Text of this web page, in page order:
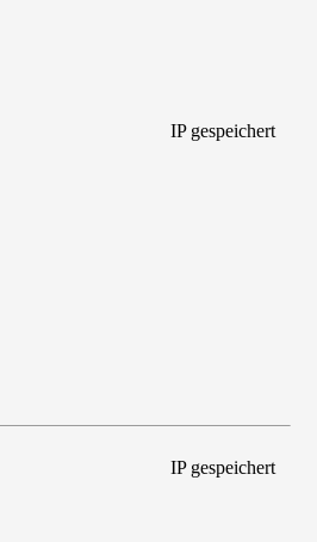
IP gespeichert
IP gespeichert